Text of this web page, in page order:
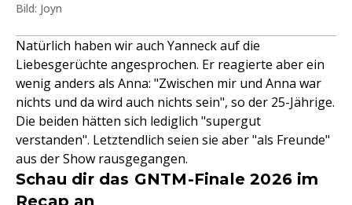
Bild: Joyn
Natürlich haben wir auch Yanneck auf die
Liebesgerüchte angesprochen. Er reagierte aber ein
wenig anders als Anna: "Zwischen mir und Anna war
nichts und da wird auch nichts sein", so der 25-Jährige.
Die beiden hätten sich lediglich "supergut
verstanden". Letztendlich seien sie aber "als Freunde"
aus der Show rausgegangen.
Schau dir das GNTM-Finale 2026 im
Recap an